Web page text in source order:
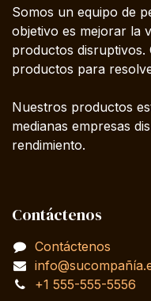
Somos un equipo de
objetivo es mejorar la
productos disruptivos.
productos para
Nuestros productos
medianas empresas
rendimiento.
Contáctenos
Contáctenos
+1 555-555-5556